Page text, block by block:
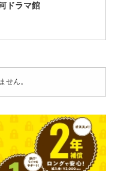
ドラマ館
せん。